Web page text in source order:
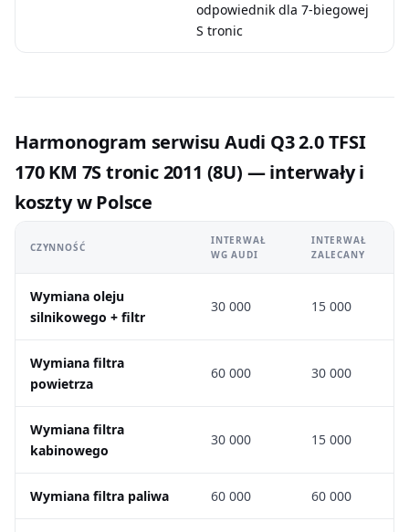
odpowiednik dla 7-biegowej
S tronic
Harmonogram serwisu Audi Q3 2.0 TFSI
170 KM 7S tronic 2011 (8U) — interwały i
koszty w Polsce
CZYNNOŚĆ
INTERWAŁ
WG AUDI
INTERWAŁ
ZALECANY
Wymiana oleju
silnikowego + filtr
30 000 15 000
Wymiana filtra
powietrza
60 000 30 000
Wymiana filtra
kabinowego
30 000 15 000
Wymiana filtra paliwa 60 000 60 000